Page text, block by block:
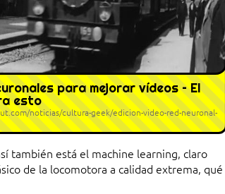
para mejorar vídeos – El
esto
noticias/cultura-geek/edicion-video-red-neuronal-
también está el machine learning, claro
de la locomotora a calidad extrema, qué